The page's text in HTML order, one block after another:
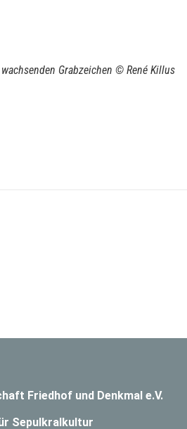
Grabzeichen © René Killus
Friedhof und Denkmal e.V.
Sepulkralkultur